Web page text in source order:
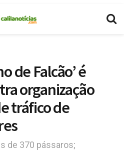
de Falcão’ é
organização
tráfico de
de 370 pássaros;